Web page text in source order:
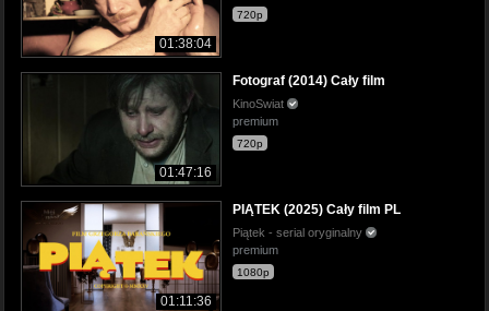
01:38:04
720p
01:47:16
Fotograf (2014) Cały film
KinoSwiat
premium
720p
01:11:36
PIĄTEK (2025) Cały film PL
Piątek - serial oryginalny
premium
1080p